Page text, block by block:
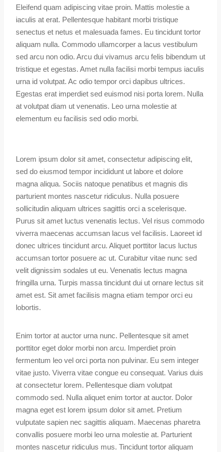
Eleifend quam adipiscing vitae proin. Mattis molestie a
iaculis at erat. Pellentesque habitant morbi tristique
senectus et netus et malesuada fames. Eu tincidunt tortor
aliquam nulla. Commodo ullamcorper a lacus vestibulum
sed arcu non odio. Arcu dui vivamus arcu felis bibendum ut
tristique et egestas. Amet nulla facilisi morbi tempus iaculis
urna id volutpat. Ac odio tempor orci dapibus ultrices.
Egestas erat imperdiet sed euismod nisi porta lorem. Nulla
at volutpat diam ut venenatis. Leo urna molestie at
elementum eu facilisis sed odio morbi.
Lorem ipsum dolor sit amet, consectetur adipiscing elit,
sed do eiusmod tempor incididunt ut labore et dolore
magna aliqua. Sociis natoque penatibus et magnis dis
parturient montes nascetur ridiculus. Nulla posuere
sollicitudin aliquam ultrices sagittis orci a scelerisque.
Purus sit amet luctus venenatis lectus. Vel risus commodo
viverra maecenas accumsan lacus vel facilisis. Laoreet id
donec ultrices tincidunt arcu. Aliquet porttitor lacus luctus
accumsan tortor posuere ac ut. Curabitur vitae nunc sed
velit dignissim sodales ut eu. Venenatis lectus magna
fringilla urna. Turpis massa tincidunt dui ut ornare lectus sit
amet est. Sit amet facilisis magna etiam tempor orci eu
lobortis.
Enim tortor at auctor urna nunc. Pellentesque sit amet
porttitor eget dolor morbi non arcu. Imperdiet proin
fermentum leo vel orci porta non pulvinar. Eu sem integer
vitae justo. Viverra vitae congue eu consequat. Varius duis
at consectetur lorem. Pellentesque diam volutpat
commodo sed. Nulla aliquet enim tortor at auctor. Dolor
magna eget est lorem ipsum dolor sit amet. Pretium
vulputate sapien nec sagittis aliquam. Maecenas pharetra
convallis posuere morbi leo urna molestie at. Parturient
montes nascetur ridiculus mus. Tincidunt tortor aliquam